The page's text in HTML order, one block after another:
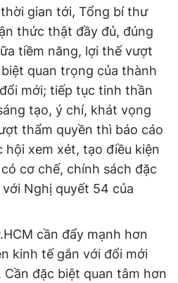
gian tới, Tổng bí thư
thức thật đầy đủ, đúng
tiềm năng, lợi thế vượt
quan trọng của thành
mới; tiếp tục tinh thần
tạo, ý chí, khát vọng
thẩm quyền thì báo cáo
hội xem xét, tạo điều kiện
cơ chế, chính sách đặc
Nghị quyết 54 của
cần đẩy mạnh hơn
kinh tế gắn với đổi mới
đặc biệt quan tâm hơn